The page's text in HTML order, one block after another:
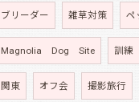
ブリーダー 雑草対策 ペ
Magnolia Dog Site 訓練
関東 オフ会 撮影旅行